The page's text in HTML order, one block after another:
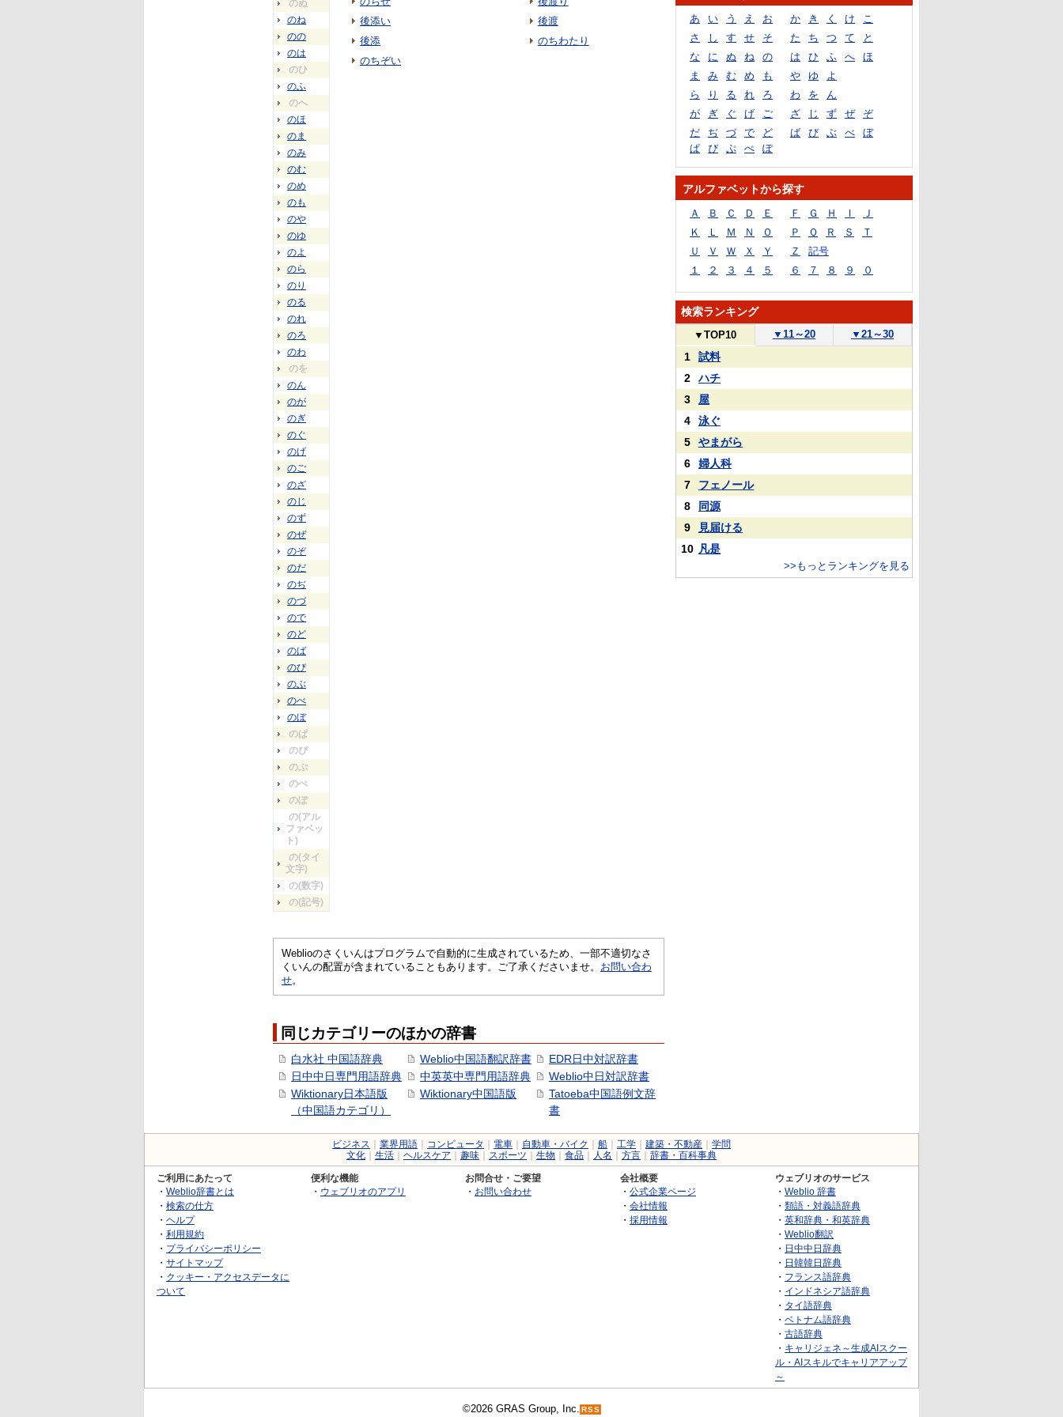
のぬ
のね
のの
のは
のひ
のふ
のへ
のほ
のま
のみ
のむ
のめ
のも
のや
のゆ
のよ
のら
のり
のる
のれ
のろ
のわ
のを
のん
のが
のぎ
のぐ
のげ
のご
のざ
のじ
のず
のぜ
のぞ
のだ
のぢ
のづ
ので
のど
のば
のび
のぶ
のべ
のぼ
のぱ
のぴ
のぷ
のぺ
のぽ
の(アル
ファベッ
ト)
の(タイ
文字)
の(数字)
の(記号)
後添い
後添
のちぞい
後渡
のちわたり
Weblioのさくいんはプログラムで自動的に生成されているため、一部不適切なさ
くいんの配置が含まれていることもあります。ご了承くださいませ。 お問い合わ
せ。
同じカテゴリーのほかの辞書
白水社 中国語辞典
日中中日専門用語辞典
Wiktionary日本語版
（中国語カテゴリ）
Weblio中国語翻訳辞書
中英英中専門用語辞典
Wiktionary中国語版
EDR日中対訳辞書
Weblio中日対訳辞書
Tatoeba中国語例文辞
書
あ い う え お か き く け
こ
さ
し す せ そ た ち つ て
と
な
に ぬ ね の は ひ ふ へ
ほ
ま
み む め も や ゆ
よ
ら
り る れ ろ わ を
ん
が
ぎ ぐ げ ご ざ じ ず ぜ
ぞ
だ
ぢ づ で ど ば び ぶ べ
ぼ
ぱ
ぴ ぷ ぺ ぽ
アルファベットから探す
Ａ Ｂ Ｃ Ｄ Ｅ Ｆ Ｇ Ｈ Ｉ
Ｊ
Ｋ
Ｌ Ｍ Ｎ Ｏ Ｐ Ｑ Ｒ Ｓ
Ｔ
Ｕ
Ｖ Ｗ Ｘ Ｙ Ｚ
記号
１
２ ３ ４ ５ ６ ７ ８ ９ ０
検索ランキング
▼ TOP10 ▼ 11～20 ▼ 21～30
1
試料
2
ハチ
3
屋
4
泳ぐ
5
やまがら
6
婦人科
7
フェノール
8
同源
9
見届ける
10 凡是
>>もっとランキングを見る
ビジネス 業界用語 コンピュータ 電車 自動車・バイク 船 工学 建築・不動産
学問
文化
生活 ヘルスケア 趣味 スポーツ 生物 食品 人名 方言 辞書・百科事典
ご利用にあたって
・ Weblio辞書とは
・ 検索の仕方
・ ヘルプ
・ 利用規約
・ プライバシーポリシー
・ サイトマップ
・ クッキー・アクセスデータに
ついて
便利な機能
・ ウェブリオのアプリ
お問合せ・ご要望
・ お問い合わせ
会社概要
・ 公式企業ページ
・ 会社情報
・ 採用情報
ウェブリオのサービス
・ Weblio 辞書
・ 類語・対義語辞典
・ 英和辞典・和英辞典
・ Weblio翻訳
・ 日中中日辞典
・ 日韓韓日辞典
・ フランス語辞典
・ インドネシア語辞典
・ タイ語辞典
・ ベトナム語辞典
・ 古語辞典
・ キャリジェネ～生成AIスクー
ル・AIスキルでキャリアアップ
～
©2026 GRAS Group, Inc. RSS